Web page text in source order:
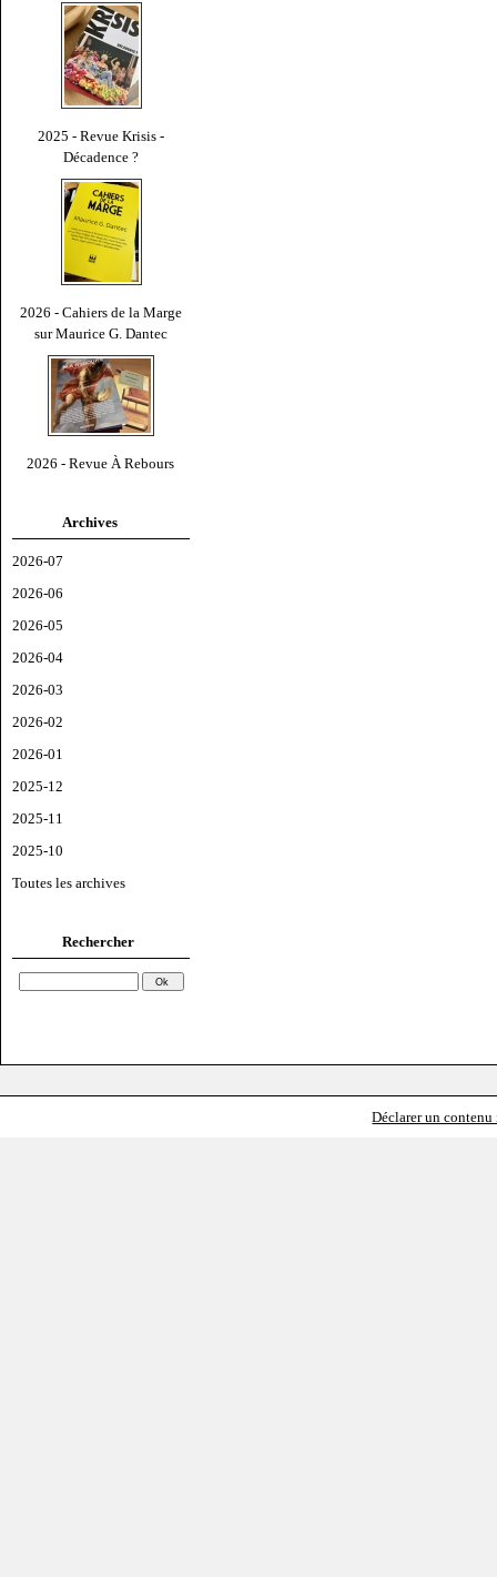
2025 - Revue Krisis -
Décadence ?
2026 - Cahiers de la Marge
sur Maurice G. Dantec
2026 - Revue À Rebours
Archives
2026-07
2026-06
2026-05
2026-04
2026-03
2026-02
2026-01
2025-12
2025-11
2025-10
Toutes les archives
Rechercher
Déclarer un